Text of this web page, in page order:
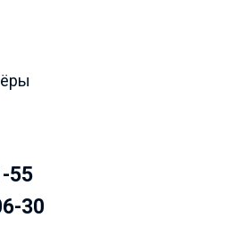
55
30